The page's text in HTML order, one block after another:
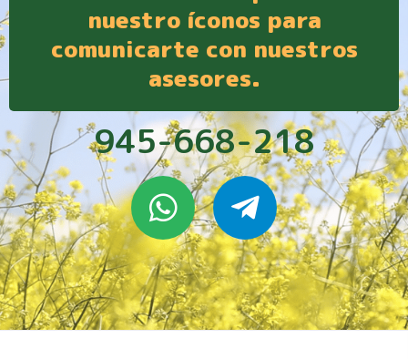
nuestro íconos para
comunicarte con nuestros
asesores.
945-668-218